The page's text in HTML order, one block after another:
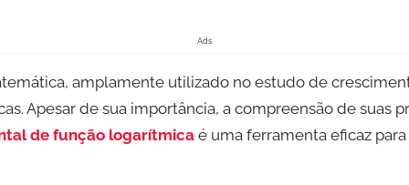
Ads
amplamente utilizado no estudo de
Apesar de sua importância, a compreensão de suas
de função logarítmica é uma ferramenta eficaz